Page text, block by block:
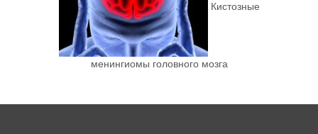
Кистозные
менингиомы головного мозга